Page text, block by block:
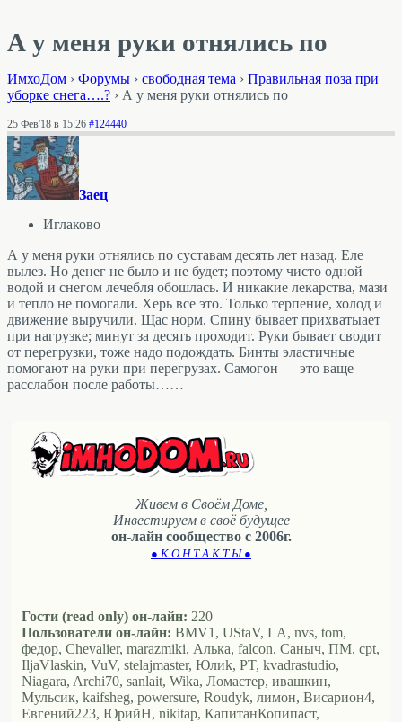
А у меня руки отнялись по
ИмхоДом › Форумы › свободная тема › Правильная поза при
уборке снега….? › А у меня руки отнялись по
25 Фев'18 в 15:26 #124440
Заец
Иглаково
А у меня руки отнялись по суставам десять лет назад. Еле
вылез. Но денег не было и не будет; поэтому чисто одной
водой и снегом лечебля обошлась. И никакие лекарства, мази
и тепло не помогали. Херь все это. Только терпение, холод и
движение выручили. Щас норм. Спину бывает прихватыает
при нагрузке; минут за десять проходит. Руки бывает сводит
от перегрузки, тоже надо подождать. Бинты эластичные
помогают на руки при перегрузах. Самогон — это ваще
расслабон после работы……
Живем в Своём Доме,
Инвестируем в своё будущее
он-лайн сообщество с 2006г.
● К О Н Т А К Т Ы ●
Гости (read only) он-лайн: 220
Пользователи он-лайн: BMV1, UStaV, LA, nvs, tom,
федор, Chevalier, marazmiki, Алька, falcon, Саныч, ПМ, cpt,
IljaVlaskin, VuV, stelajmaster, Юлиk, PT, kvadrastudio,
Niagara, Archi70, sanlait, Wika, Ломастер, ивашкин,
Мульсик, kaifsheg, powersure, Roudyk, лимон, Висариoн4,
Евгений223, ЮрийН, nikitap, КапитанКопипаст,